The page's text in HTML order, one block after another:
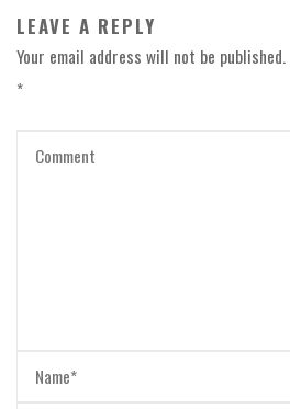
LEAVE A REPLY
Your email address will not be published.
*